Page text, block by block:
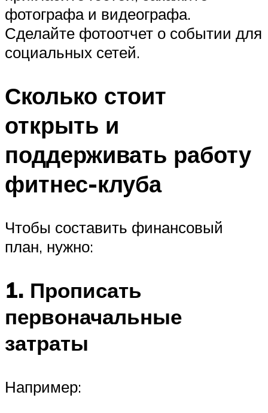
фотографа и видеографа.
Сделайте фотоотчет о событии для
социальных сетей.
Сколько стоит
открыть и
поддерживать работу
фитнес-клуба
Чтобы составить финансовый
план, нужно:
1. Прописать
первоначальные
затраты
Например: